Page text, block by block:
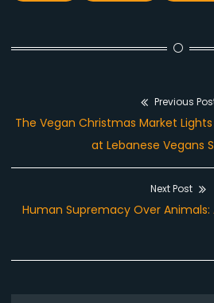
Previous
Previous
The Vegan Christmas Market
at Lebanese Vegans
Next Post
Next
Human Supremacy Over